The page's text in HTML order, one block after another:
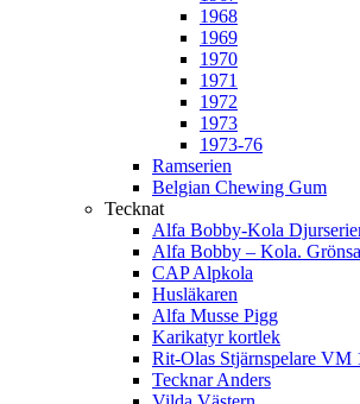
1968
1969
1970
1971
1972
1973
1973-76
Ramserien
Belgian Chewing Gum
Tecknat
Alfa Bobby-Kola
Alfa Bobby – Kola.
CAP Alpkola
Husläkaren
Alfa Musse Pigg
Karikatyr kortlek
Rit-Olas Stjärnspelare VM
Tecknar Anders